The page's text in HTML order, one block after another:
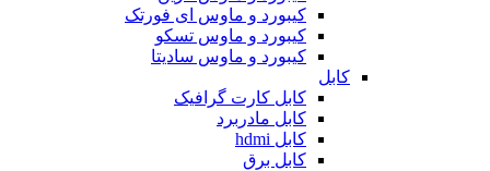
کیبورد و ماوس ای فورتک
کیبورد و ماوس تسکو
کیبورد و ماوس سادیتا
کابل
کابل کارت گرافیک
کابل مادربرد
کابل hdmi
کابل برق